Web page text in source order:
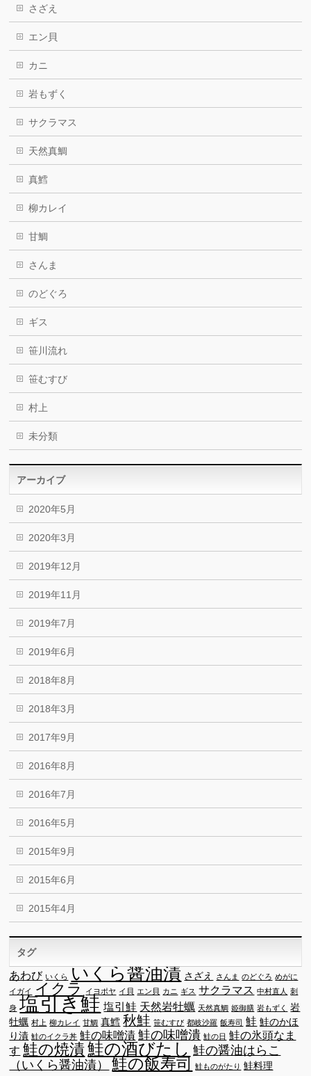
さざえ
エン貝
カニ
岩もずく
サクラマス
天然真鯛
真鱈
柳カレイ
甘鯛
さんま
のどぐろ
ギス
笹川流れ
笹むすび
村上
未分類
アーカイブ
2020年5月
2020年3月
2019年12月
2019年11月
2019年7月
2019年6月
2018年8月
2018年3月
2017年9月
2016年8月
2016年7月
2016年5月
2015年9月
2015年6月
2015年4月
タグ
あわび いくら いくら醤油漬 さざえ さんま のどぐろ めがに
イガイ
イクラ イヨポヤ イ貝 エン貝 カニ ギス サクラマス 中村直人
刺
身 塩引き鮭 塩引鮭 天然岩牡蠣 天然真鯛 姫御膳 岩もずく
岩
牡蠣 村上 柳カレイ 甘鯛 真鱈 秋鮭 笹むすび 都岐沙羅 飯寿司 鮭 鮭のかほ
り漬 鮭のイクラ丼 鮭の味噌漬 鮭の味噌潰 鮭の日 鮭の氷頭なま
す 鮭の焼漬鮭の酒びたし 鮭の醤油はらこ
（いくら醤油漬）
鮭の飯寿司 鮭ものがたり 鮭料理